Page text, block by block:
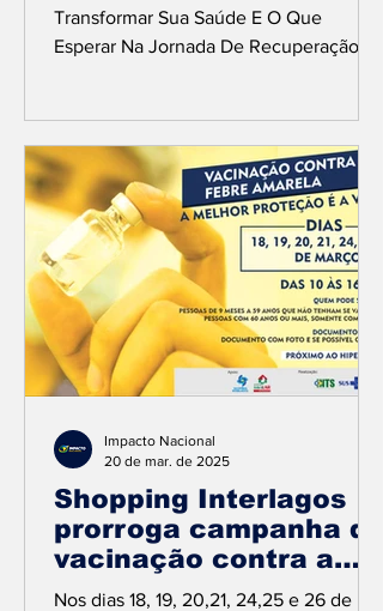
Transformar Sua Saúde E O Que
Esperar Na Jornada De Recuperação
Shopping Interlagos
prorroga campanha de
vacinação contra a
febre amarela
Nos dias 18, 19, 20,21, 24,25 e 26 de
Impacto Nacional
20 de mar. de 2025